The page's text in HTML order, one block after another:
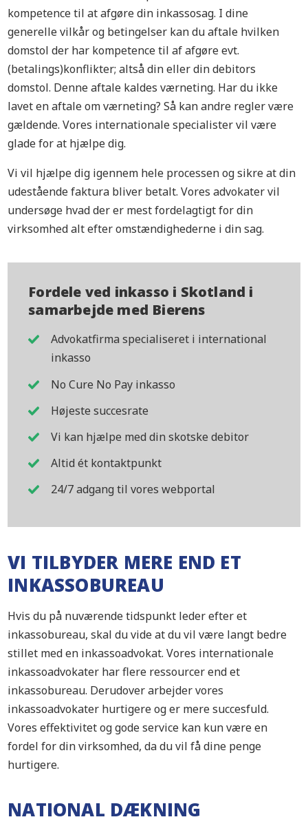
kompetence til at afgøre din inkassosag. I dine
generelle vilkår og betingelser kan du aftale hvilken
domstol der har kompetence til af afgøre evt.
(betalings)konflikter; altså din eller din debitors
domstol. Denne aftale kaldes værneting. Har du ikke
lavet en aftale om værneting? Så kan andre regler være
gældende. Vores internationale specialister vil være
glade for at hjælpe dig.
Vi vil hjælpe dig igennem hele processen og sikre at din
udestående faktura bliver betalt. Vores advokater vil
undersøge hvad der er mest fordelagtigt for din
virksomhed alt efter omstændighederne i din sag.
Fordele ved inkasso i Skotland i
samarbejde med Bierens
Advokatfirma specialiseret i international
inkasso
No Cure No Pay inkasso
Højeste succesrate
Vi kan hjælpe med din skotske debitor
Altid ét kontaktpunkt
24/7 adgang til vores webportal
VI TILBYDER MERE END ET
INKASSOBUREAU
Hvis du på nuværende tidspunkt leder efter et
inkassobureau, skal du vide at du vil være langt bedre
stillet med en inkassoadvokat. Vores internationale
inkassoadvokater har flere ressourcer end et
inkassobureau. Derudover arbejder vores
inkassoadvokater hurtigere og er mere succesfuld.
Vores effektivitet og gode service kan kun være en
fordel for din virksomhed, da du vil få dine penge
hurtigere.
NATIONAL DÆKNING